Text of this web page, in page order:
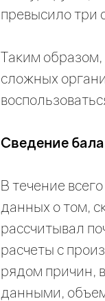
превысило три
Таким
сложных
Сведение
В течение
данных о том,
рассчитывал
расчеты с
рядом причин,
данными,